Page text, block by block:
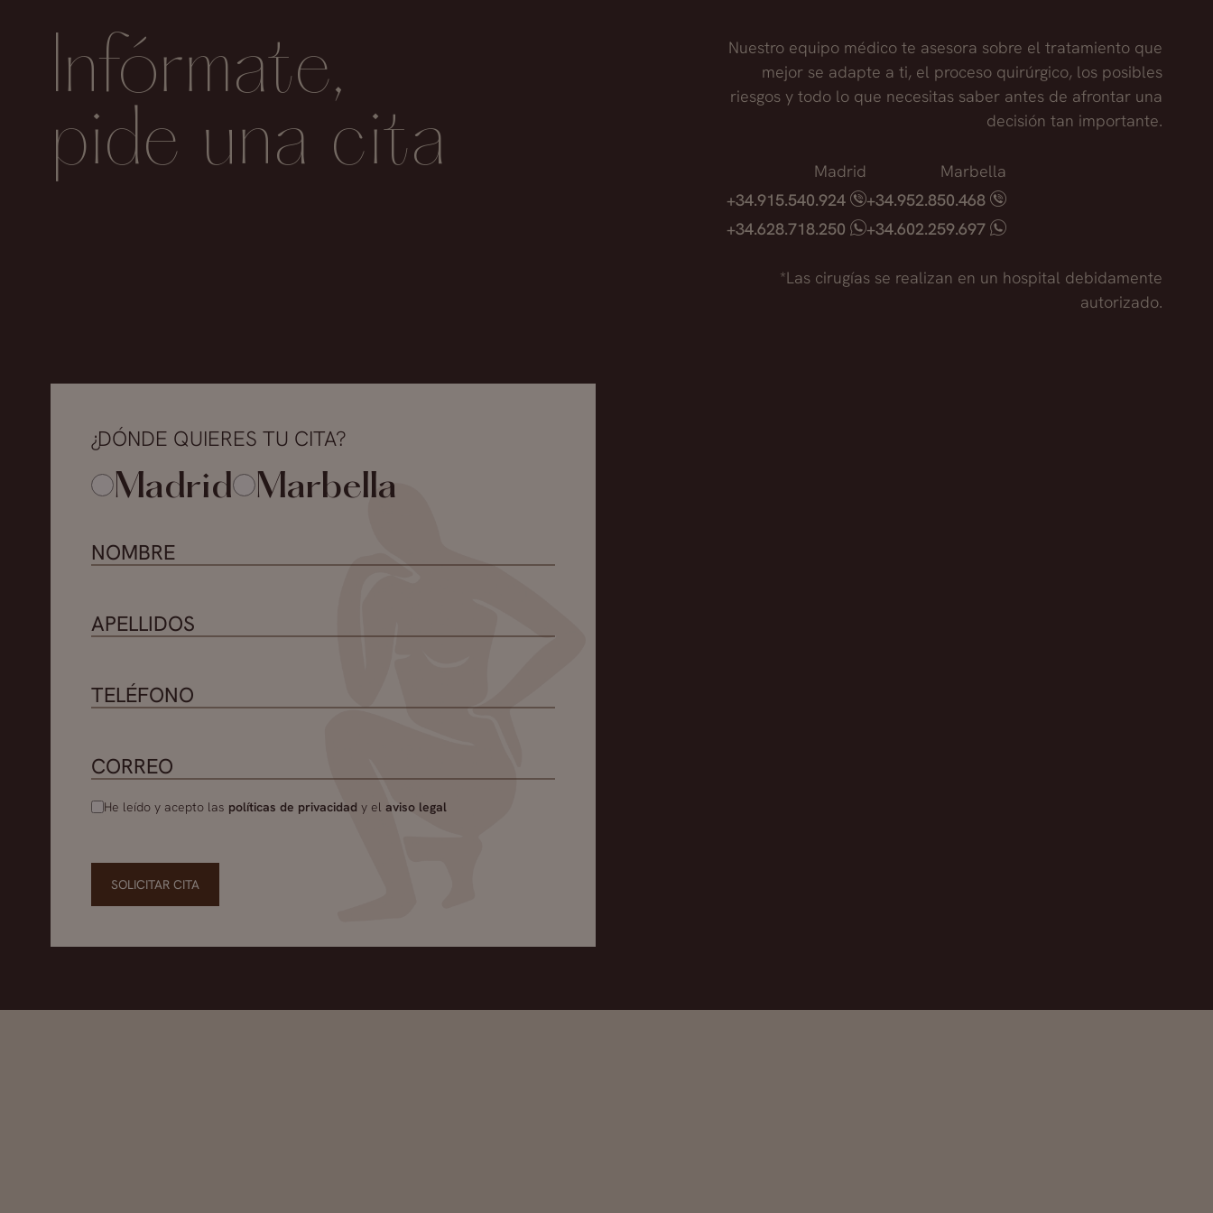
Infórmate,
pide una cita
Nuestro equipo médico te asesora sobre el tratamiento que
mejor se adapte a ti, el proceso quirúrgico, los posibles
riesgos y todo lo que necesitas saber antes de afrontar una
decisión tan importante.
Madrid
+34.915.540.924
+34.628.718.250
Marbella
+34.952.850.468
+34.602.259.697
*Las cirugías se realizan en un hospital debidamente
autorizado.
¿DÓNDE QUIERES TU CITA?
Madrid Marbella
He leído y acepto las políticas de privacidad y el aviso legal
SOLICITAR CITA